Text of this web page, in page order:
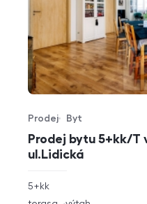
Prodej bytu 5+kk/T
ul.Lidická
Typ nabídky
Prodej
Typ nemovitosti
Byt
rozměry
5+kk